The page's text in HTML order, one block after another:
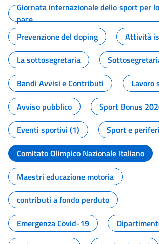
Giornata internazionale dello sport per
pace
Prevenzione del doping
Attività
La sottosegretaria
Bandi Avvisi e Contributi
Lavoro
Avviso pubblico
Sport Bonus
Eventi sportivi (1)
Sport e
Comitato Olimpico Nazionale Italiano
Maestri educazione motoria
contributi a fondo perduto
Emergenza Covid-19